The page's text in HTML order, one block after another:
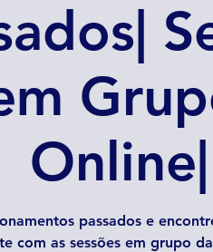
Online|
passados e
com as sessões em grupo